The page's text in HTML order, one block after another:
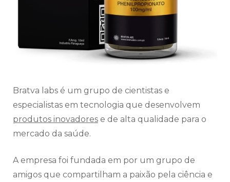
Bratva labs é um grupo de cientistas e
especialistas em tecnologia que desenvolvem
produtos inovadores e de alta qualidade para o
mercado da saúde.
A empresa foi fundada em por um grupo de
amigos que compartilham a paixão pela ciência e